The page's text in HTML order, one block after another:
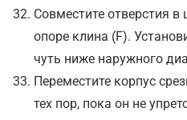
Совместите отверстия в
опоре клина (F).
чуть ниже наружного
Переместите корпус
тех пор, пока он не